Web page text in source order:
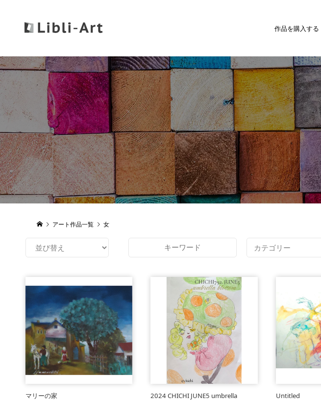
作品を購入する
アート作品一覧 女
マリーの家
2024 CHICHI JUNE5 umbrella
Untitled